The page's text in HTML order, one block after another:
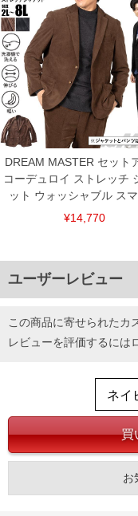
DREAM MASTER セット
コーデュロイ ストレッチ
ット ウォッシャブル ス
¥14,770
ユーザーレビュー
この商品に寄せられたカ
レビューを評価するには
お